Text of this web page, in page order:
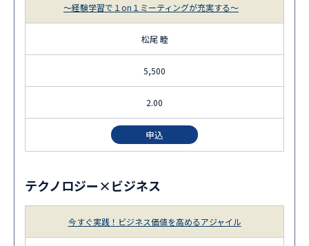
～経験学習で１on１ミーティングが充実する～
松尾 睦
5,500
2.00
申込
テクノロジー×ビジネス
今すぐ実践！ビジネス価値を高めるアジャイル